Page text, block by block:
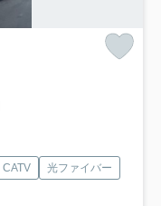
CATV
光ファイバー